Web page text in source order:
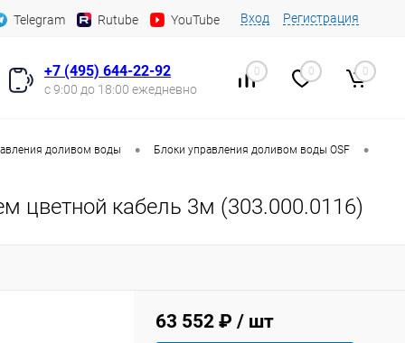
Telegram Rutube YouTube Вход Регистрация
+7 (495) 644-22-92
с 9:00 до 18:00 ежедневно
0 0 0
доливом воды • Блоки управления доливом воды OSF •
цветной кабель 3м (303.000.0116)
63 552 ₽ / шт